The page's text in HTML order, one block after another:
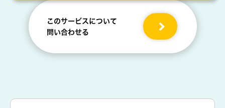
このサービスについて
問い合わせる